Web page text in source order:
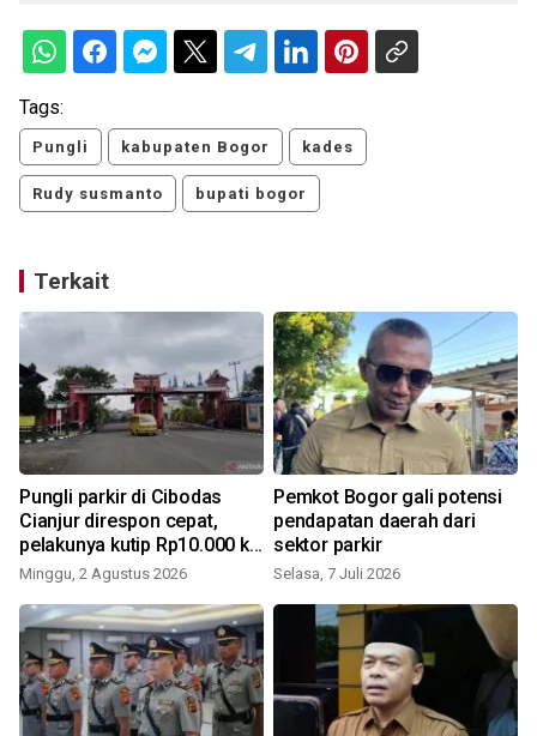
Tags:
Pungli kabupaten Bogor kades
Rudy susmanto bupati bogor
Terkait
Pungli parkir di Cibodas
Cianjur direspon cepat,
pelakunya kutip Rp10.000 ke
pengendara
Minggu, 2 Agustus 2026
Pemkot Bogor gali potensi
pendapatan daerah dari
sektor parkir
Selasa, 7 Juli 2026